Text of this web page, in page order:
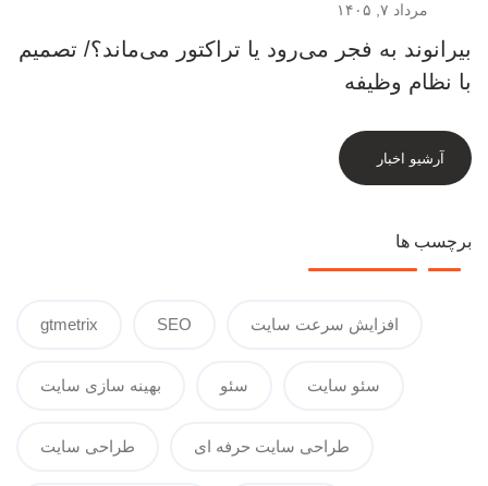
مرداد ۷, ۱۴۰۵
بیرانوند به فجر می‌رود یا تراکتور می‌ماند؟/ تصمیم
با نظام وظیفه
آرشیو اخبار
برچسب ها
gtmetrix SEO افزایش سرعت سایت
بهینه سازی سایت سئو سئو سایت
طراحی سایت طراحی سایت حرفه ای